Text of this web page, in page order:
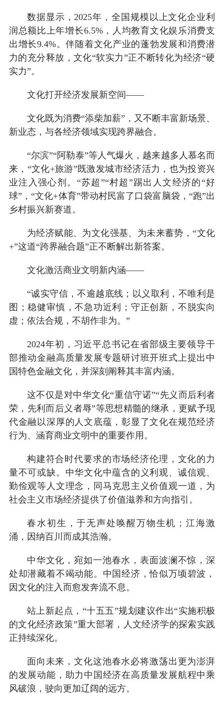
数据显示，2025年，全国规模以上文化企业利
润总额比上年增长6.5%，人均教育文化娱乐消费支
出增长9.4%。伴随着文化产业的蓬勃发展和消费潜
力的充分释放，文化“软实力”正不断转化为经济“硬
实力”。
文化打开经济发展新空间——
文化既为消费“添柴加薪”，又不断丰富新场景、
新业态，与各经济领域实现跨界融合。
“尔滨”“阿勒泰”等人气爆火，越来越多人慕名而
来，“文化+旅游”既激发城市经济活力，也为投资兴
业注入强心剂。“苏超”“村超”踢出人文经济的“好
球”，“文化+体育”带动村民富了口袋富脑袋，“跑”出
乡村振兴新赛道。
为经济赋能、为文化强基、为未来蓄势，“文化
+”这道“跨界融合题”正不断解出新答案。
文化激活商业文明新内涵——
“诚实守信，不逾越底线；以义取利，不唯利是
图；稳健审慎，不急功近利；守正创新，不脱实向
虚；依法合规，不胡作非为。”
2024年初，习近平总书记在省部级主要领导干
部推动金融高质量发展专题研讨班开班式上提出中
国特色金融文化，并深刻阐释其丰富内涵。
这不仅是对中华文化“重信守诺”“先义而后利者
荣，先利而后义者辱”等思想精髓的继承，更赋予现
代金融以深厚的人文底蕴，彰显了文化在规范经济
行为、涵育商业文明中的重要作用。
构建符合时代要求的市场经济伦理，文化的力
量不可或缺。中华文化中蕴含的义利观、诚信观、
勤俭观等人文理念，同马克思主义价值观一道，为
社会主义市场经济提供了价值滋养和方向指引。
春水初生，于无声处唤醒万物生机；江海激
涌，因纳百川而成其浩瀚。
中华文化，宛如一池春水，表面波澜不惊，深
处却潜藏着不竭动能。中国经济，恰似万顷碧波，
因文化的注入而愈发奔流不息。
站上新起点，“十五五”规划建议作出“实施积极
的文化经济政策”重大部署，人文经济学的探索实践
正持续深化。
面向未来，文化这池春水必将激荡出更为澎湃
的发展动能，助力中国经济在高质量发展航程中乘
风破浪，驶向更加辽阔的远方。